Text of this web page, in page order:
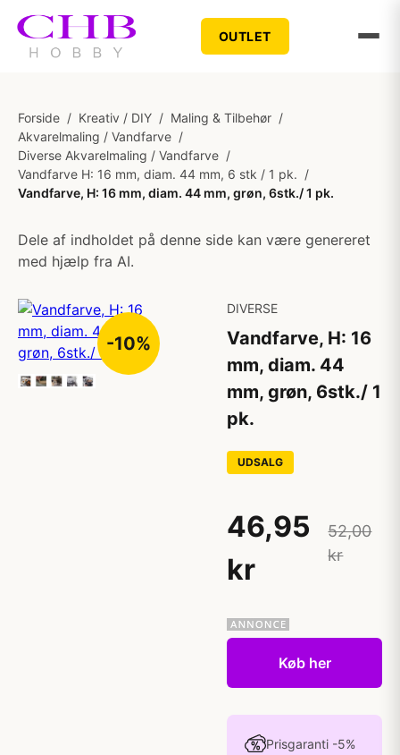
OUTLET
Forside / Kreativ / DIY / Maling & Tilbehør /
Akvarelmaling / Vandfarve /
Diverse Akvarelmaling / Vandfarve /
Vandfarve H: 16 mm, diam. 44 mm, 6 stk / 1 pk. /
Vandfarve, H: 16 mm, diam. 44 mm, grøn, 6stk./ 1 pk.
Dele af indholdet på denne side kan være genereret
med hjælp fra AI.
-10%
DIVERSE
Vandfarve, H: 16
mm, diam. 44
mm, grøn, 6stk./ 1
pk.
UDSALG
46,95
kr
52,00
kr
Køb her
Prisgaranti -5%